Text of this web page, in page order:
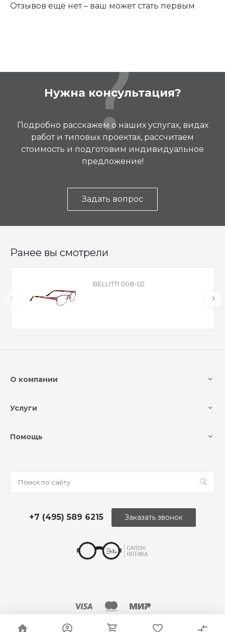
Отзывов ещё нет – ваш может стать первым
Нужна консультация?
Подробно расскажем о наших услугах, видах
работ и типовых проектах, рассчитаем
стоимость и подготовим индивидуальное
предложение!
Задать вопрос
Ранее вы смотрели
BELUTTI 008-02
О компании
Услуги
Помощь
+7 (495) 589 6215 Заказать звонок